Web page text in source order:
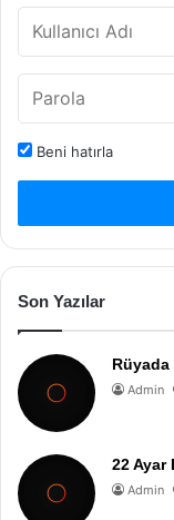
Beni hatırla
Son Yazılar
Rüyada
Admin
22 Ayar
Admin